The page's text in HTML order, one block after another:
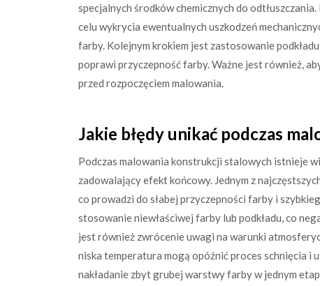
specjalnych środków chemicznych do
celu wykrycia ewentualnych uszkodzeń
farby. Kolejnym krokiem jest zastosowanie
poprawi przyczepność farby. Ważne jest również,
przed rozpoczęciem malowania.
Jakie błędy unikać podczas
Podczas malowania konstrukcji stalowych istnieje
zadowalający efekt końcowy. Jednym z
co prowadzi do słabej przyczepności farby i
stosowanie niewłaściwej farby lub podkładu, co
jest również zwrócenie uwagi na warunki
niska temperatura mogą opóźnić proces schnięcia i
nakładanie zbyt grubej warstwy farby w jednym